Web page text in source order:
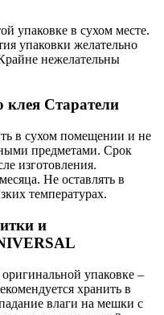
упаковке в сухом месте.
упаковки желательно
нежелательны
клея Старатели
в сухом помещении и не
предметами. Срок
изготовления.
Не оставлять в
температурах.
и
упаковке –
хранить в
влаги на мешки с